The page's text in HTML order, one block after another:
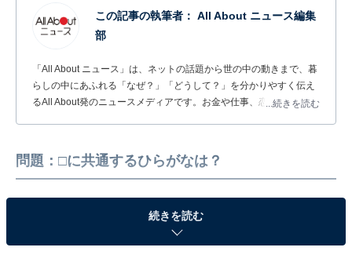
この記事の執筆者： All About ニュース編集
部
「All About ニュース」は、ネットの話題から世の中の動きまで、暮
らしの中にあふれる「なぜ？」「どうして？」を分かりやすく伝え
るAll About発のニュースメディアです。お金や仕事、恋愛、ITに関
...続きを読む
問題：□に共通するひらがなは？
続きを読む